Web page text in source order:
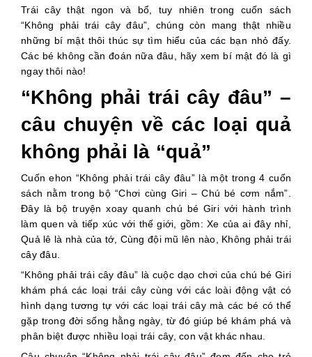
Trái cây thật ngon và bổ, tuy nhiên trong cuốn sách
“Không phải trái cây đâu”, chúng còn mang thật nhiều
những bí mật thôi thúc sự tìm hiểu của các bạn nhỏ đấy.
Các bé không cần đoán nữa đâu, hãy xem bí mật đó là gì
ngay thôi nào!
“Không phải trái cây đâu” –
câu chuyện về các loại quả
không phải là “quả”
Cuốn ehon “Không phải trái cây đâu” là một trong 4 cuốn
sách nằm trong bộ “Chơi cùng Giri – Chú bé cơm nắm”.
Đây là bộ truyện xoay quanh chú bé Giri với hành trình
làm quen và tiếp xúc với thế giới, gồm: Xe của ai đây nhỉ,
Quả lê là nhà của tớ, Cùng đội mũ lên nào, Không phải trái
cây đâu.
“Không phải trái cây đâu” là cuộc dạo chơi của chú bé Giri
khám phá các loại trái cây cùng với các loài động vật có
hình dạng tương tự với các loại trái cây mà các bé có thể
gặp trong đời sống hằng ngày, từ đó giúp bé khám phá và
phân biệt được nhiều loại trái cây, con vật khác nhau.